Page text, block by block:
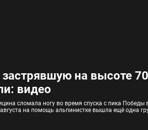
застрявшую на высоте
видео
сломала ногу во время спуска с пика
на помощь альпинистке вышла ещё одна